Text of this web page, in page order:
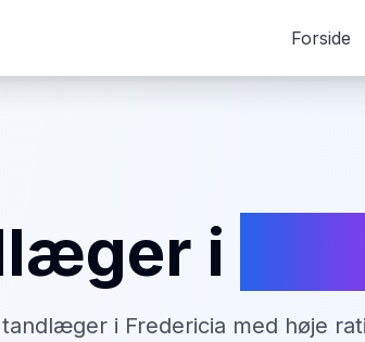
Forside
i
i Fredericia med høje